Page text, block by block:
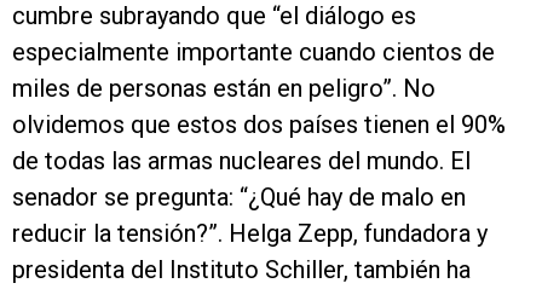
cumbre subrayando que “el diálogo es
especialmente importante cuando cientos de
miles de personas están en peligro”. No
olvidemos que estos dos países tienen el 90%
de todas las armas nucleares del mundo. El
senador se pregunta: “¿Qué hay de malo en
reducir la tensión?”. Helga Zepp, fundadora y
presidenta del Instituto Schiller, también ha